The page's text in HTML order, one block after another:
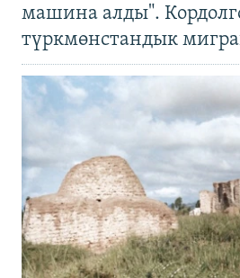
машина алды".
түркмөнстандык